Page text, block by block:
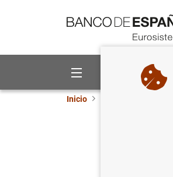
Sobre el Banco
Inicio